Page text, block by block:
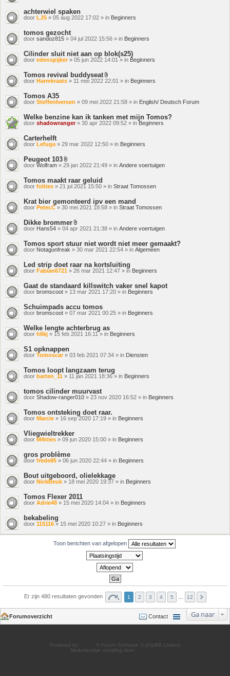
achterwiel spaken
door LJS » 05 aug 2022 17:02 » in Beginners
tomos gezocht
door sandoz815 » 04 jul 2022 15:56 » in Beginners
Cilinder sluit niet aan op blok(s25)
door edenspijker» 05 jun 2022 14:01 » in Beginners
Tomos revival buddyseat
Bijlage(n)
door Harmkraats » 11 mei 2022 22:01 » in Beginners
Tomos A35
door SteffenIversen » 09 mei 2022 21:58 » in English/ Deutsch Forum
Welke benzine kan ik tanken met mijn Tomos?
door shadowranger» 30 apr 2022 09:52 » inBeginners
Carterhelft
door Lefuga » 29 mar 2022 12:50 » in Beginners
Peugeot 103
Bijlage(n)
door Wolfram » 29 jan 2022 21:49 » in Andere voertuigen
Tomos maakt raar geluid
door folties » 21 jul 2021 15:50 » in Straat Tomossen
Krat bier gemonteerd ipv een mand
door Peter.C» 30 mei 2021 18:58 » in Straat Tomossen
Dikke brommer
Bijlage(n)
door Hans54 » 04 apr 2021 21:38 » in Andere voertuigen
Tomos sport stuur niet wordt niet meer gemaakt?
door Notagunfreak » 30 mar 2021 22:54 » in Algemeen
Led strip doet raar na kortsluiting
door Fabian6721 » 26 mar 2021 12:47 » in Beginners
Gaat de standaard killswitch vaker snel kapot
door bromscoot » 13 mar 2021 17:20 » in Beginners
Schuimpads accu tomos
door bromscoot » 07 mar 2021 00:25 » in Beginners
Welke lengte achterbrug as
door h6kj » 15 feb 2021 16:11 » in Beginners
S1 opknappen
door Tomoscar» 03 feb 2021 07:34 » in Diensten
Tomos loopt langzaam terug
door barten_11 » 11 jan 2021 18:36 » in Beginners
tomos cilinder muurvast
door Shadow-ranger010 » 23 nov 2020 16:52 » in Beginners
Tomos ontsteking doet raar.
door Marcie » 16 sep 2020 17:19 » in Beginners
Vliegwieltrekker
door M4tties » 09 jun 2020 15:00 » in Beginners
gros problème
door frede85 » 06 jun 2020 22:44 » in Beginners
Bout uitgeboord, olielekkage
door NickBeuk » 18 mei 2020 19:37 » in Beginners
Tomos Flexer 2011
door Adrie48 » 15 mei 2020 14:04 » in Beginners
bekabeling
door 115116» 15 mei 2020 10:27 » in Beginners
Toon berichten van afgelopen
Er zijn 480 resultaten gevonden 1 2 3 4 5 12
Ga naar
Forumoverzicht Contact
Powered by
® Forum Software © phpBB Limited
Nederlandse vertaling door